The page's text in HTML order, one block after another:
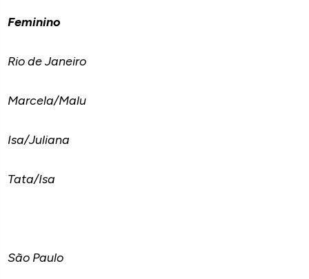
Feminino
Rio de Janeiro
Marcela/Malu
Isa/Juliana
Tata/Isa
São Paulo